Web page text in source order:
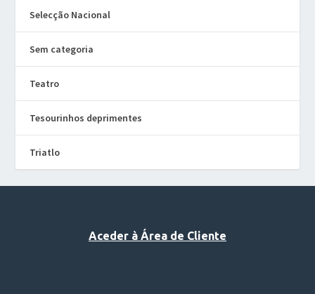
Selecção Nacional
Sem categoria
Teatro
Tesourinhos deprimentes
Triatlo
Aceder à Área de Cliente